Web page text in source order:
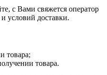
с Вами свяжется оператор
условий доставки.
товара;
товара.